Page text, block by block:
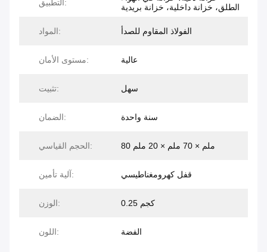
التطبيق:
الطلق، خزانة داخلية، خزانة بريدية
المواد: الفولاذ المقاوم للصدأ
مستوى الأمان: عالية
تثبيت: سهل
الضمان: سنة واحدة
الحجم القياسي: 80 ملم × 70 ملم × 20 ملم
آلية تأمين: قفل كهرومغناطيسي
الوزن: 0.25 كجم
اللون: الفضة